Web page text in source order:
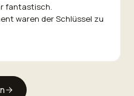
fantastisch.
waren der Schlüssel zu